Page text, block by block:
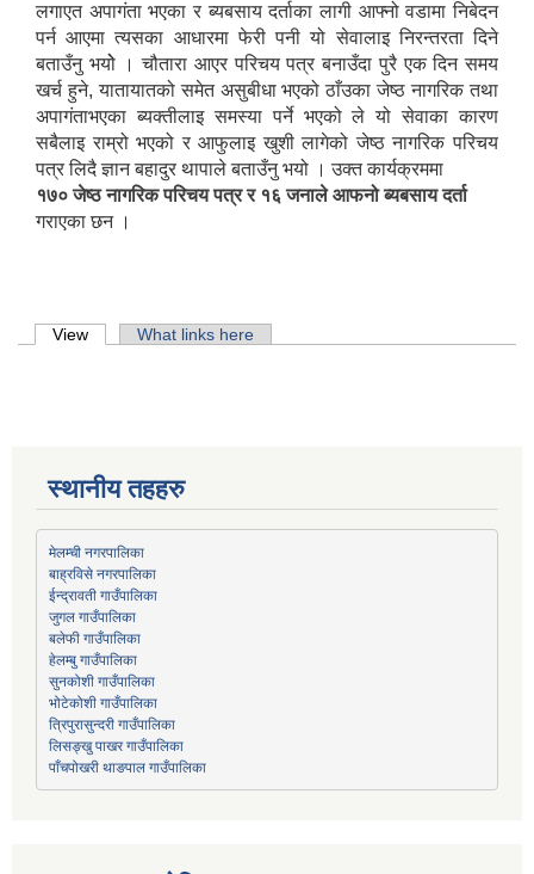
लगाएत अपागंता भएका र ब्यबसाय दर्ताका लागी आफ्नो वडामा निबेदन
पर्न आएमा त्यसका आधारमा फेरी पनी यो सेवालाइ निरन्तरता दिने
बताउँनु भयोे । चौतारा आएर परिचय पत्र बनाउँदा पुरै एक दिन समय
खर्च हुने, यातायातको समेत असुबीधा भएको ठाँउका जेष्ठ नागरिक तथा
अपागंताभएका ब्यक्तीलाइ समस्या पर्ने भएको ले यो सेवाका कारण
सबैलाइ राम्रो भएको र आफुलाइ खुशी लागेको जेष्ठ नागरिक परिचय
पत्र लिदै ज्ञान बहादुर थापाले बताउँनु भयो । उक्त कार्यक्रममा
१७० जेष्ठ नागरिक परिचय पत्र र १६ जनाले आफनो ब्यबसाय दर्ता
गराएका छन ।
Primary tabs
View (active tab)What links here
स्थानीय तहहरु
मेलम्ची नगरपालिका
बाह्रविसे नगरपालिका
ईन्द्रावती गाउँपालिका
जुगल गाउँपालिका
बलेफी गाउँपालिका
हेलम्बु गाउँपालिका
सुनकोशी गाउँपालिका
भोटेकोशी गाउँपालिका
त्रिपुरासुन्दरी गाउँपालिका
लिसङ्खु पाखर गाउँपालिका
पाँचपोखरी थाङपाल गाउँपालिका